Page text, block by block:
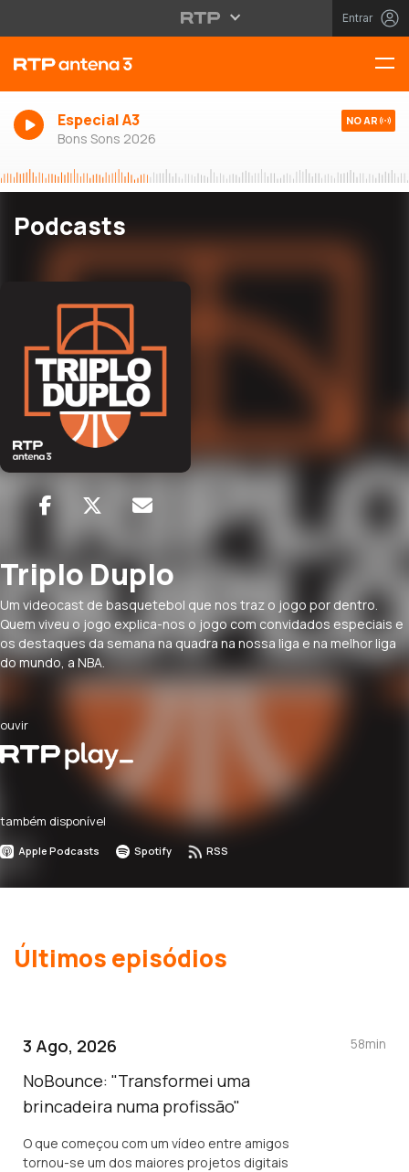
Entrar
Especial A3
Bons Sons 2026
NO AR
Podcasts
Triplo Duplo
Um videocast de basquetebol que nos traz o jogo por dentro.
Quem viveu o jogo explica-nos o jogo com convidados especiais e
os destaques da semana na quadra na nossa liga e na melhor liga
do mundo, a NBA.
ouvir
também disponível
Apple Podcasts Spotify RSS
Últimos episódios
3 Ago, 2026
NoBounce: "Transformei uma
brincadeira numa profissão"
O que começou com um vídeo entre amigos
tornou-se um dos maiores projetos digitais
58min